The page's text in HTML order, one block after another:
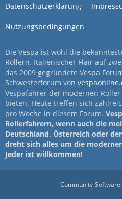
Datenschutzerklärung
Nutzungsbedingungen
Die Vespa ist wohl die
Rollern. Italienischer Flair auf
das 2009 gegründete Vespa
Schwesterforum von
Vespafahrer der modernen
bieten. Heute treffen sich
pro Woche in diesem Forum.
Rollerfahrern, wenn auch die
Deutschland, Österreich oder
dreht sich alles um die
Jeder ist willkommen!
Community-Software: